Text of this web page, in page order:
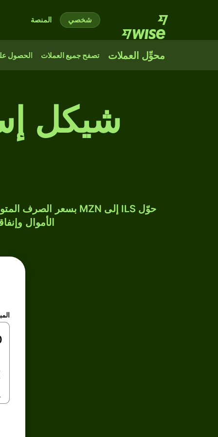
شخصي المنصة
محوِّل العملات تصفح جميع العملات الحصول
شيكل
الأموال